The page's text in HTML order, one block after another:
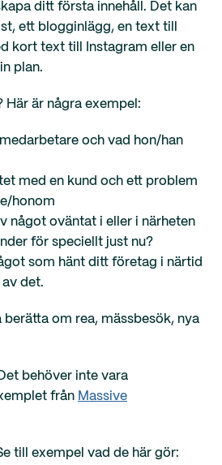
ditt första innehåll. Det kan
ett blogginlägg, en text till
kort text till Instagram eller en
plan.
Här är några exempel:
och vad hon/han
med en kund och ett problem
honom
något oväntat i eller i närheten
för speciellt just nu?
som hänt ditt företag i närtid
det.
berätta om rea, mässbesök, nya
behöver inte vara
från Massive
till exempel vad de här gör: